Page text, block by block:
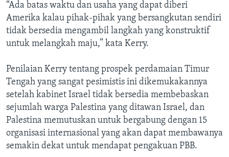
“Ada batas waktu dan usaha yang dapat diberi
Amerika kalau pihak-pihak yang bersangkutan sendiri
tidak bersedia mengambil langkah yang konstruktif
untuk melangkah maju,” kata Kerry.
Penilaian Kerry tentang prospek perdamaian Timur
Tengah yang sangat pesimistis ini dikemukakannya
setelah kabinet Israel tidak bersedia membebaskan
sejumlah warga Palestina yang ditawan Israel, dan
Palestina memutuskan untuk bergabung dengan 15
organisasi internasional yang akan dapat membawanya
semakin dekat untuk mendapat pengakuan PBB.